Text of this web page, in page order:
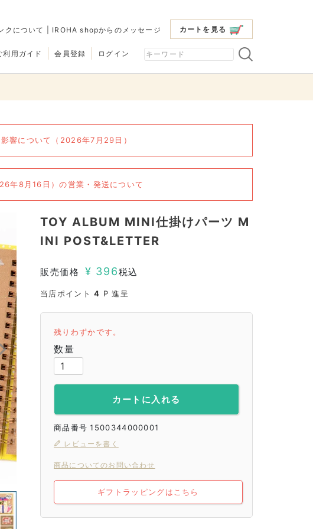
カートを見る
クについて IROHA shopからのメッセージ
会員登録 ログイン
利用ガイド
響について（2026年7月29日）
年8月16日）の営業・発送について
TOY ALBUM MINI仕掛けパーツ M
INI POST&LETTER
販売価格 ¥ 396税込
当店ポイント 4 P 進呈
残りわずかです。
カートに入れる
商品番号 1500344000001
レビューを書く
商品についてのお問い合わせ
ギフトラッピングはこちら